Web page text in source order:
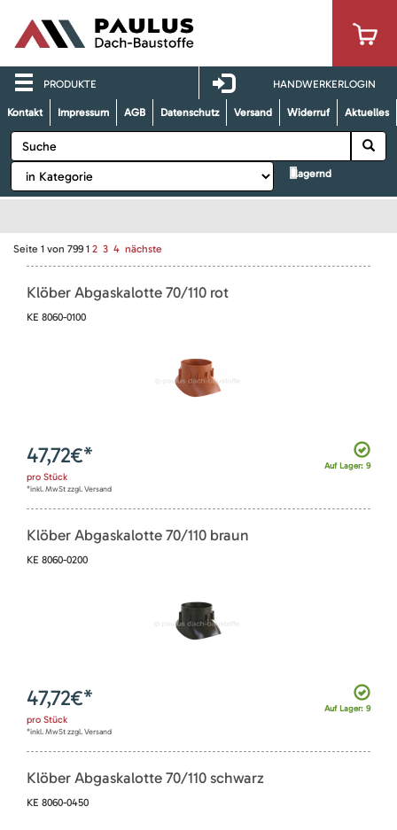
PRODUKTE HANDWERKERLOGIN
Kontakt Impressum AGB Datenschutz Versand Widerruf Aktuelles
lagernd
Seite 1 von 799 1 2 3 4 nächste
Klöber Abgaskalotte 70/110 rot
KE 8060-0100
Auf Lager: 9
47,72€*
pro Stück
*inkl. MwSt zzgl. Versand
Klöber Abgaskalotte 70/110 braun
KE 8060-0200
Auf Lager: 9
47,72€*
pro Stück
*inkl. MwSt zzgl. Versand
Klöber Abgaskalotte 70/110 schwarz
KE 8060-0450